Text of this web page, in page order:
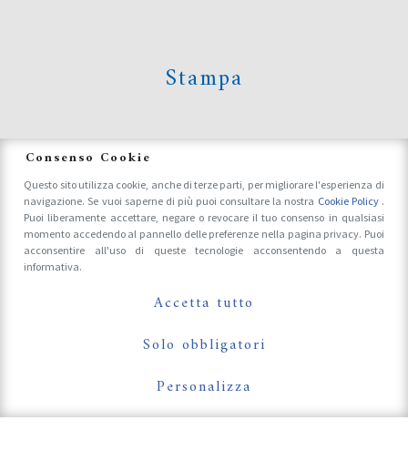
Stampa
Accrediti Stampa e Fotografi
Follow Us On
Consenso Cookie
Questo sito utilizza cookie, anche di terze parti, per migliorare l'esperienza di
navigazione. Se vuoi saperne di più puoi consultare la nostra Cookie Policy .
Puoi liberamente accettare, negare o revocare il tuo consenso in qualsiasi
momento accedendo al pannello delle preferenze nella pagina privacy. Puoi
acconsentire all'uso di queste tecnologie acconsentendo a questa
informativa.
Accetta tutto
Solo obbligatori
Personalizza